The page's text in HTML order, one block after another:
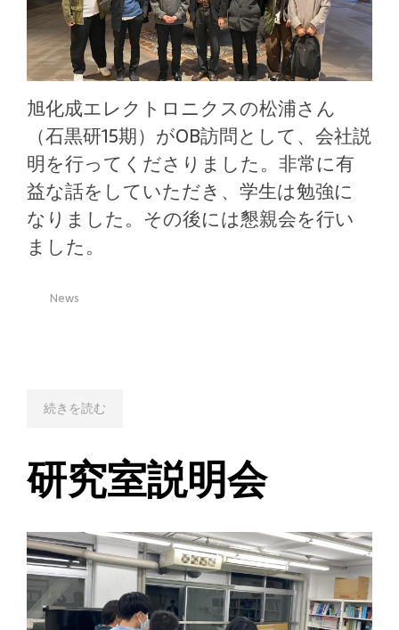
旭化成エレクトロニクスの松浦さん
（石黒研15期）がOB訪問として、会社説
明を行ってくださりました。非常に有
益な話をしていただき、学生は勉強に
なりました。その後には懇親会を行い
ました。
News
続きを読む
研究室説明会